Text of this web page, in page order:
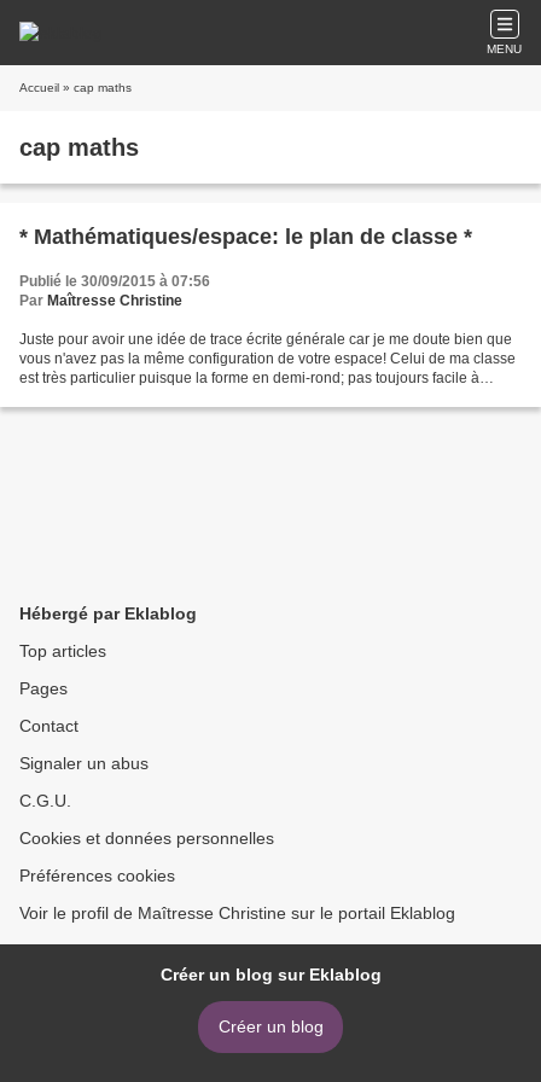
MENU
Accueil » cap maths
cap maths
* Mathématiques/espace: le plan de classe *
Publié le 30/09/2015 à 07:56
Par Maîtresse Christine
Juste pour avoir une idée de trace écrite générale car je me doute bien que
vous n'avez pas la même configuration de votre espace! Celui de ma classe
est très particulier puisque la forme en demi-rond; pas toujours facile à
Hébergé par Eklablog
Top articles
Pages
Contact
Signaler un abus
C.G.U.
Cookies et données personnelles
Préférences cookies
Voir le profil de Maîtresse Christine sur le portail Eklablog
Créer un blog sur Eklablog
Créer un blog